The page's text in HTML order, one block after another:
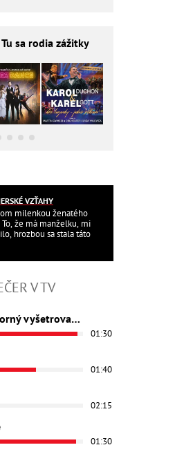
Tu sa rodia zážitky
VZŤAHY
milenkou ženatého
To, že má manželku, mi
hrozbou sa stala táto
V TV
NCIS - Námorný vyšetrovací úrad
01:30
01:40
02:15
01:30